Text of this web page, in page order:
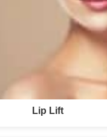
Lip Lift